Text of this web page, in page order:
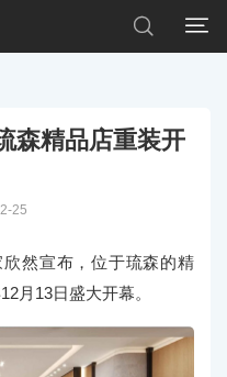


森精品店重装开
25
欣然宣布，位于琉森的精
月13日盛大开幕。